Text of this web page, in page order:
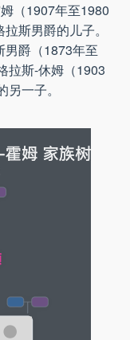
（1907年至1980
斯男爵的儿子。
男爵（1873年至
拉斯-休姆（1903
一子。